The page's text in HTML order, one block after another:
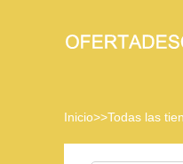
Inicio>>Todas las